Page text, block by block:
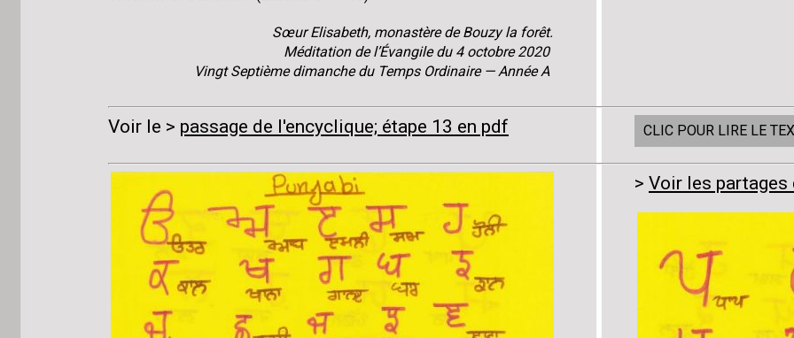
Sœur Elisabeth, monastère de Bouzy la forêt.
Méditation de l’Évangile du 4 octobre 2020
Vingt Septième dimanche du Temps Ordinaire — Année A
Voir le passage de l'encyclique; étape 13 en pdf CLIC POUR LIRE LE
Voir les partages